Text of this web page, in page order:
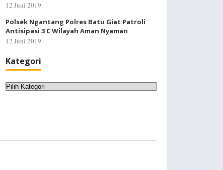
12 Juni 2019
Polsek Ngantang Polres Batu Giat Patroli
Antisipasi 3 C Wilayah Aman Nyaman
12 Juni 2019
Kategori
Kategori